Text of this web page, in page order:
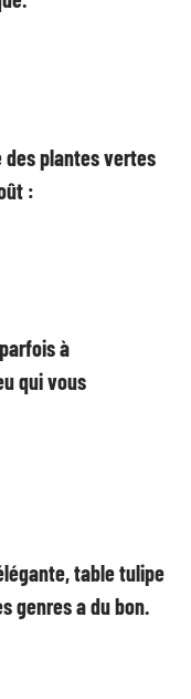
des plantes vertes
:
à
qui vous
table tulipe
genres a du bon.